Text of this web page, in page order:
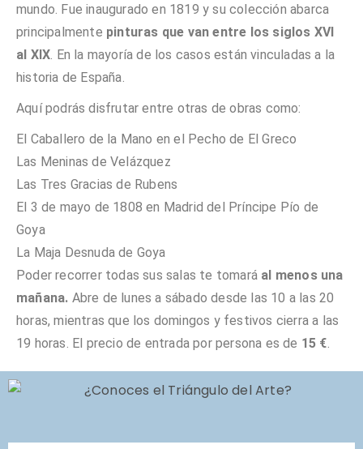
mundo. Fue inaugurado en 1819 y su colección abarca
principalmente pinturas que van entre los siglos XVI
al XIX . En la mayoría de los casos están vinculadas a la
historia de España.
Aquí podrás disfrutar entre otras de obras como:
El Caballero de la Mano en el Pecho de El Greco
Las Meninas de Velázquez
Las Tres Gracias de Rubens
El 3 de mayo de 1808 en Madrid del Príncipe Pío de
Goya
La Maja Desnuda de Goya
Poder recorrer todas sus salas te tomará al menos una
mañana. Abre de lunes a sábado desde las 10 a las 20
horas, mientras que los domingos y festivos cierra a las
19 horas. El precio de entrada por persona es de 15 €